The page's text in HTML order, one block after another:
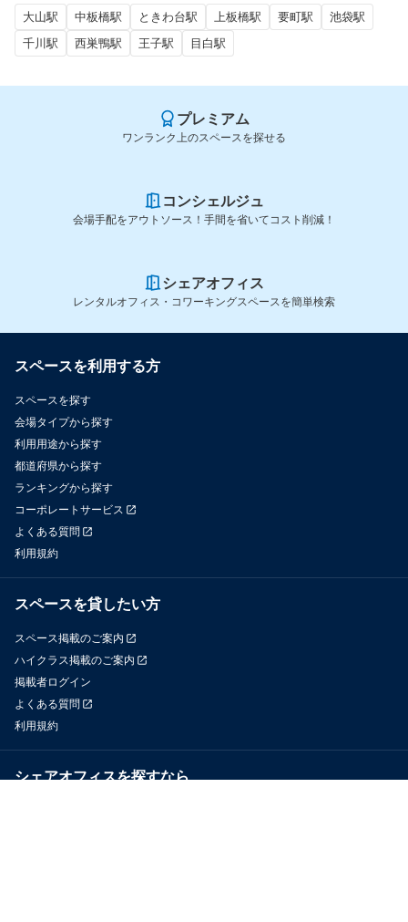
大山駅 中板橋駅 ときわ台駅 上板橋駅 要町駅
池袋駅
千川駅
西巣鴨駅 王子駅 目白駅
プレミアム
ワンランク上のスペースを探せる
コンシェルジュ
会場手配をアウトソース！手間を省いてコスト削減！
シェアオフィス
レンタルオフィス・コワーキングスペースを簡単検索
スペースを利用する方
スペースを探す
会場タイプから探す
利用用途から探す
都道府県から探す
ランキングから探す
コーポレートサービス
よくある質問
利用規約
スペースを貸したい方
スペース掲載のご案内
ハイクラス掲載のご案内
掲載者ログイン
よくある質問
利用規約
シェアオフィスを探すなら